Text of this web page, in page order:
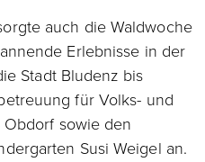
auch die Waldwoche
Erlebnisse in der
Stadt Bludenz bis
für Volks- und
sowie den
Susi Weigel an.